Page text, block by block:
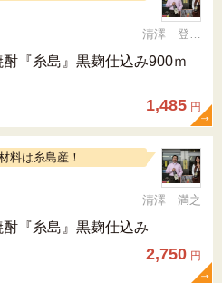
清澤 登希子
『糸島』黒麹仕込み900ｍ
1,485 円
料は糸島産！
清澤 満之
『糸島』黒麹仕込み
2,750 円